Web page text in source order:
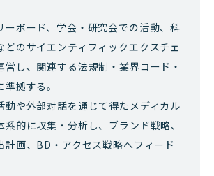
ーボード、学会・研究会での活動、科
どのサイエンティフィックエクスチェ
営し、関連する法規制・業界コード・
拠する。
動や外部対話を通じて得たメディカル
系的に収集・分析し、ブランド戦略、
計画、BD・アクセス戦略へフィード